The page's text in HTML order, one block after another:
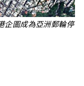
圖成為亞洲郵輪停